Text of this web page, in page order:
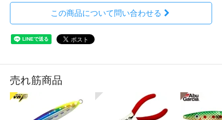
この商品について問い合わせる
売れ筋商品